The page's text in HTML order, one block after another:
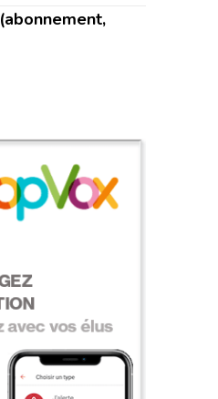
(abonnement,